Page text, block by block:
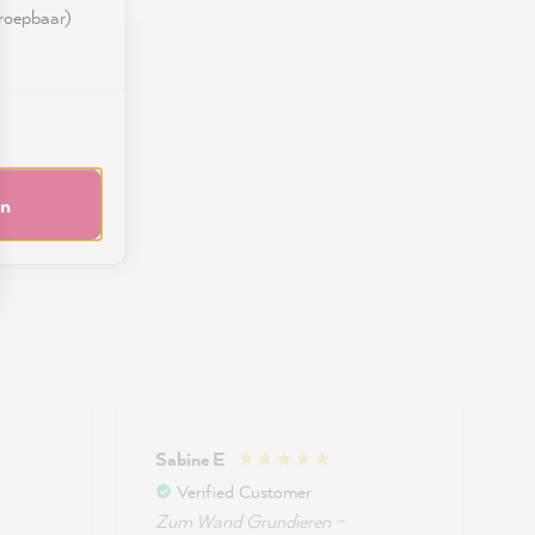
Sabine E
Verified Customer
Zum Wand Grundieren -